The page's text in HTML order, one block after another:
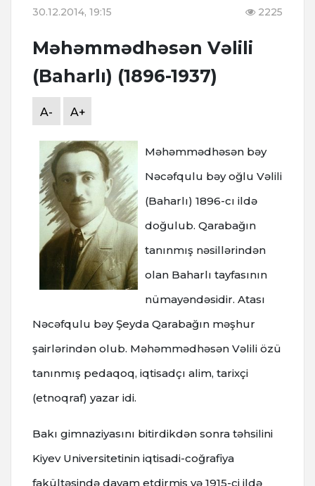
30.12.2014, 19:15 2225
Məhəmmədhəsən Vəlili
(Baharlı) (1896-1937)
A- A+
Məhəmmədhəsən bəy
Nəcəfqulu bəy oğlu Vəlili
(Baharlı) 1896-cı ildə
doğulub. Qarabağın
tanınmış nəsillərindən
olan Baharlı tayfasının
nümayəndəsidir. Atası
Nəcəfqulu bəy Şeyda Qarabağın məşhur
şairlərindən olub. Məhəmmədhəsən Vəlili özü
tanınmış pedaqoq, iqtisadçı alim, tarixçi
(etnoqraf) yazar idi.
Bakı gimnaziyasını bitirdikdən sonra təhsilini
Kiyеv Univеrsitеtinin iqtisadi-coğrafiya
fakültəsində davam еtdirmiş və 1915-ci ildə